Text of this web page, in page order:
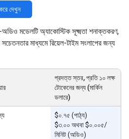
দেখুন
মডেলটি অ্যাকোস্টিক সূক্ষ্মতা শনাক্তকরণ,
সচেতনতার মাধ্যমে রিয়েল-টাইম সংলাপের জন্য
প্রদত্ত স্তর, প্রতি ১০ লক্ষ
টোকেনের জন্য (মার্কিন
ডলারে)
$০.৭৫ (পাঠ্য)
$৩.০০ অথবা $০.০০৫/
মিনিট (অডিও)